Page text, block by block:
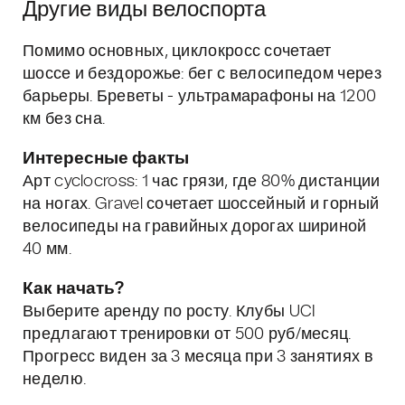
Другие виды велоспорта
Помимо основных, циклокросс сочетает
шоссе и бездорожье: бег с велосипедом через
барьеры. Бреветы - ультрамарафоны на 1200
км без сна.
Интересные факты
Арт cyclocross: 1 час грязи, где 80% дистанции
на ногах. Gravel сочетает шоссейный и горный
велосипеды на гравийных дорогах шириной
40 мм.
Как начать?
Выберите аренду по росту. Клубы UCI
предлагают тренировки от 500 руб/месяц.
Прогресс виден за 3 месяца при 3 занятиях в
неделю.